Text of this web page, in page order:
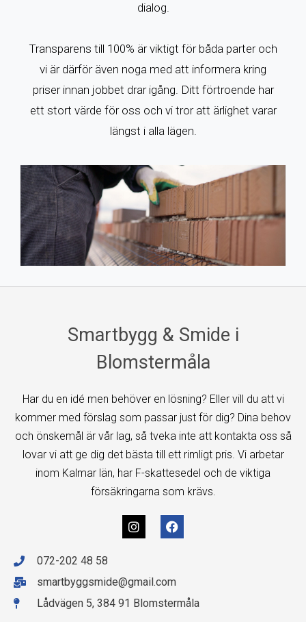
dialog.
Transparens till 100% är viktigt för båda parter och
vi är därför även noga med att informera kring
priser innan jobbet drar igång. Ditt förtroende har
ett stort värde för oss och vi tror att ärlighet varar
längst i alla lägen.
Smartbygg & Smide i
Blomstermåla
Har du en idé men behöver en lösning? Eller vill du att vi
kommer med förslag som passar just för dig? Dina behov
och önskemål är vår lag, så tveka inte att kontakta oss så
lovar vi att ge dig det bästa till ett rimligt pris. Vi arbetar
inom Kalmar län, har F-skattesedel och de viktiga
försäkringarna som krävs.
072-202 48 58
smartbyggsmide@gmail.com
Lådvägen 5, 384 91 Blomstermåla